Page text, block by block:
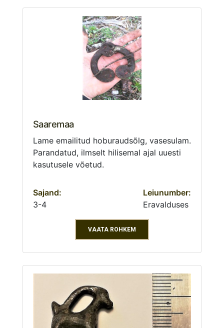
Saaremaa
Lame emailitud hoburaudsõlg, vasesulam.
Parandatud, ilmselt hilisemal ajal uuesti
kasutusele võetud.
Sajand:
3-4
Leiunumber:
Eravalduses
VAATA ROHKEM